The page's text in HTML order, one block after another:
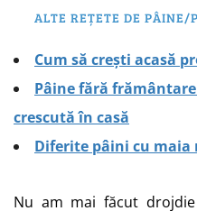
ALTE REȚETE DE PÂINE/
Cum să crești acasă
Pâine fără
crescută în casă
Diferite pâini cu maia
Nu am mai făcut